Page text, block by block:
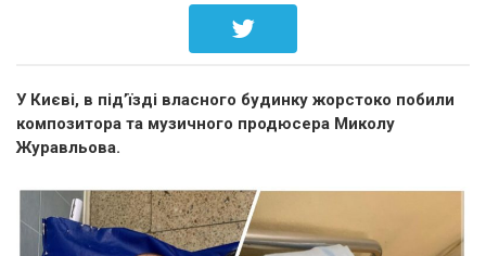
У Києві, в під’їзді власного будинку жорстоко побили
композитора та музичного продюсера Миколу
Журавльова.